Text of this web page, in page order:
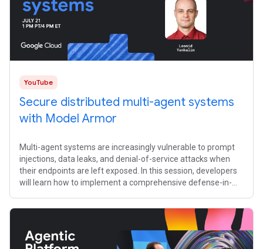
YouTube
Secure distributed multi-agent systems
with Model Armor
Multi-agent systems are increasingly vulnerable to prompt
injections, data leaks, and denial-of-service attacks when
their endpoints are left exposed. In this session, developers
will learn how to implement a comprehensive defense-in-